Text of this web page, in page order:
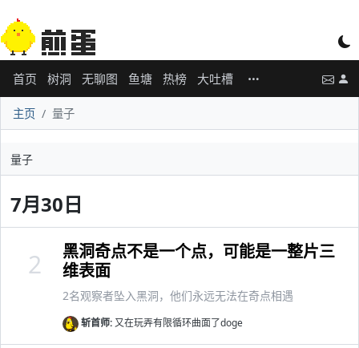
首页 树洞 无聊图 鱼塘 热榜 大吐槽
主页 量子
量子
7月30日
黑洞奇点不是一个点，可能是一整片三
维表面
2名观察者坠入黑洞，他们永远无法在奇点相遇
斩首师: 又在玩弄有限循环曲面了doge
2